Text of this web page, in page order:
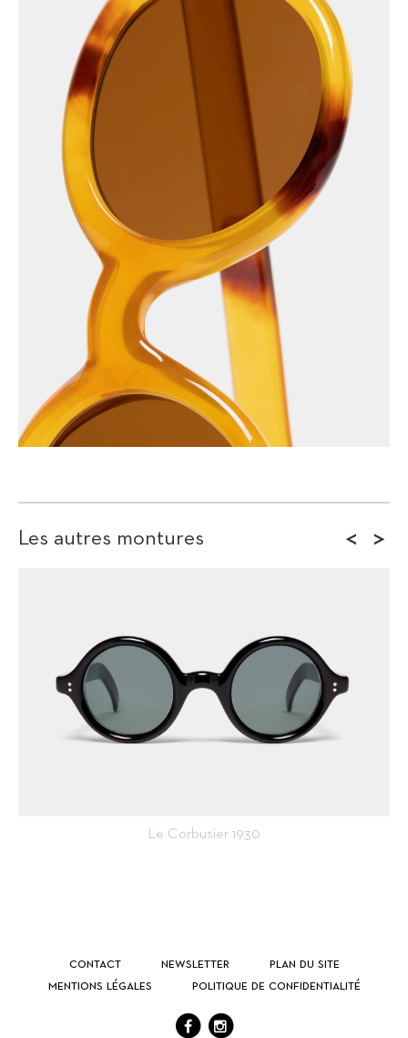
Les autres montures < >
Le Corbusier 1930
Contact Newsletter
Plan du site
Mentions légales
Politique de confidentialité